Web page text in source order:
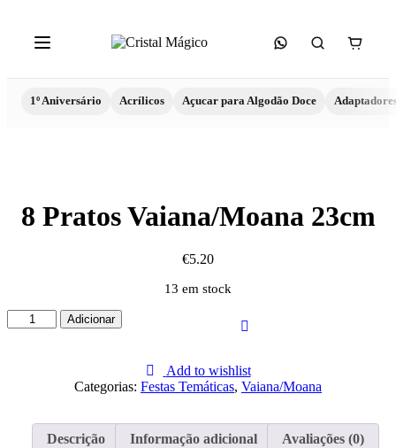
1º Aniversário Acrílicos Açucar para Algodão Doce
8 Pratos Vaiana/Moana 23cm
€5.20
13 em stock
Quantidade
de
Vaiana/Moana
Adicionar
Add to wishlist
Categorias: Festas Temáticas, Vaiana/Moana
Descrição Informação adicional Avaliações (0)